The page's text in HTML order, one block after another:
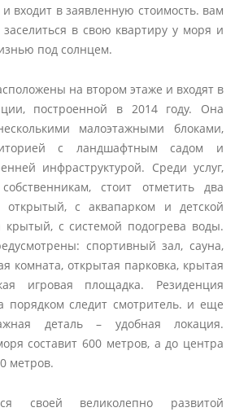
входит в заявленную стоимость. вам
в свою квартиру у моря и
под солнцем.
на втором этаже и входят в
построенной в 2014 году. Она
малоэтажными блоками,
с ландшафтным садом и
инфраструктурой. Среди услуг,
стоит отметить два
открытый, с аквапарком и детской
крытый, с системой подогрева воды.
спортивный зал, сауна,
комната, открытая парковка, крытая
игровая площадка. Резиденция
порядком следит смотритель. и еще
деталь – удобная локация.
составит 600 метров, а до центра
метров.
своей великолепно развитой